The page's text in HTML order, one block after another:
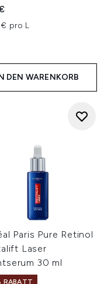
€ pro L
DEN WARENKORB
Paris Pure Retinol
Laser
30 ml
RABATT